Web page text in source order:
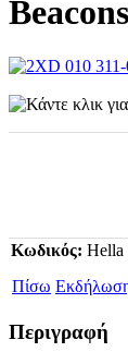
Κωδικός: Hella
Πίσω
Περιγραφή